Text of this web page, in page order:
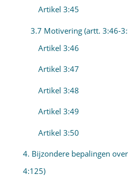
Artikel 3:45
3.7 Motivering (artt. 3:46-
Artikel 3:46
Artikel 3:47
Artikel 3:48
Artikel 3:49
Artikel 3:50
4. Bijzondere bepalingen
4:125)